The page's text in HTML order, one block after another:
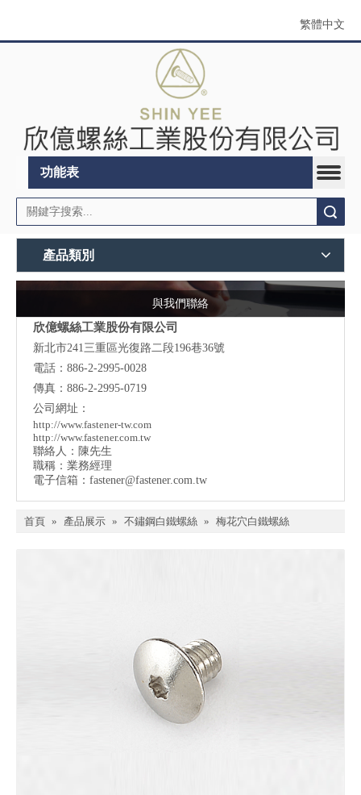
繁體中文
功能表
產品類別
與我們聯絡
欣億螺絲工業股份有限公司
新北市241三重區光復路二段196巷36號
電話：886-2-2995-0028
傳真：886-2-2995-0719
公司網址：
http://www.fastener-tw.com
http://www.fastener.com.tw
聯絡人：陳先生
職稱：業務經理
電子信箱： fastener@fastener.com.tw
首頁 » 產品展示 » 不鏽鋼白鐵螺絲 » 梅花穴白鐵螺絲